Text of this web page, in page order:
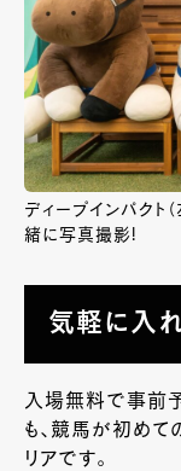
ディープインパクト（
緒に写真撮影!
気軽に入
入場無料で事前
も、競馬が初め
リアです。